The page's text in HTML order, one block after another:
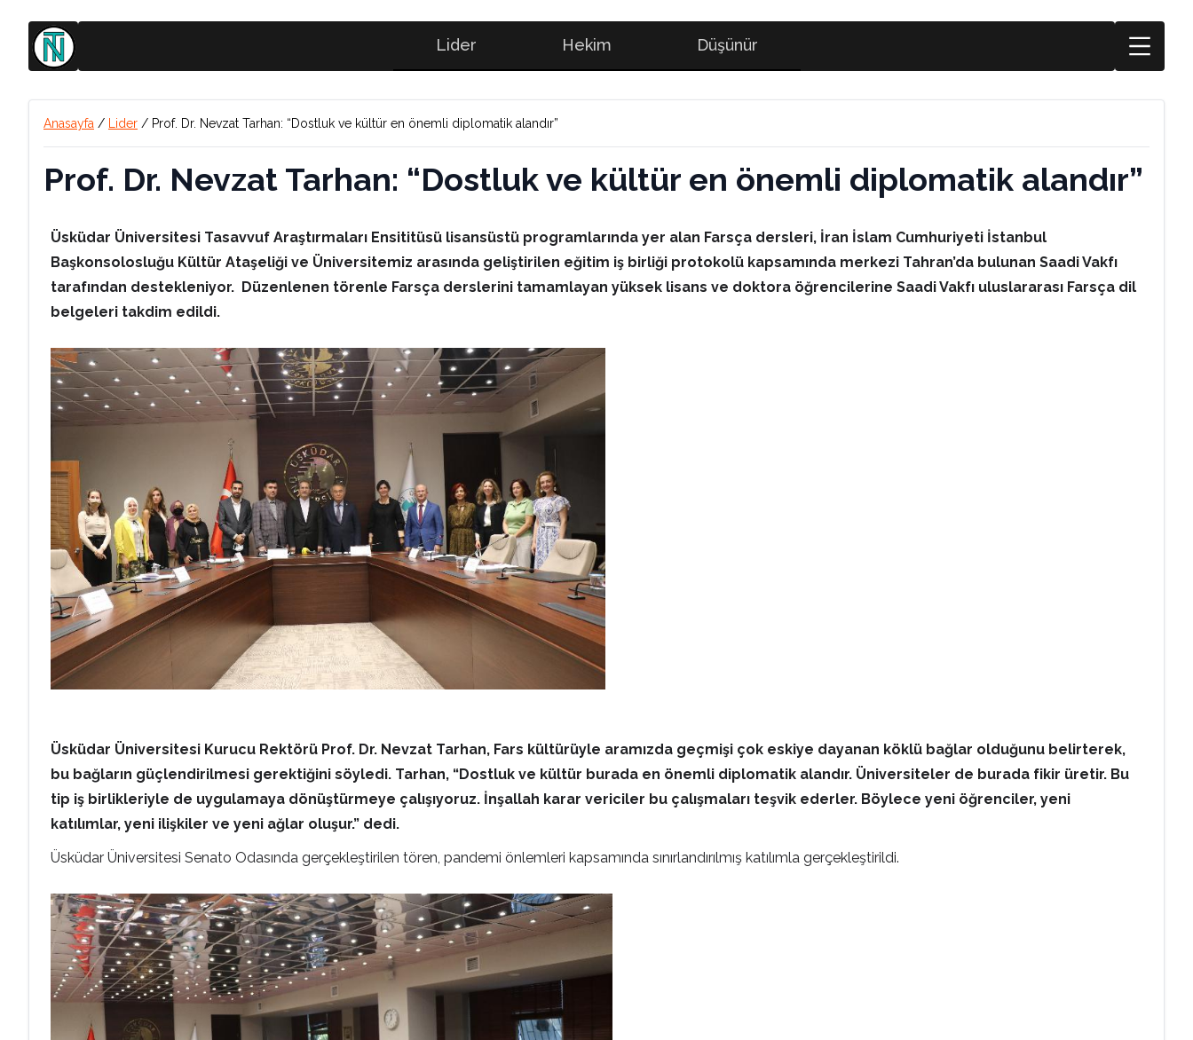
Lider Hekim Düşünür
Anasayfa / Lider / Prof. Dr. Nevzat Tarhan: “Dostluk ve kültür en önemli diplomatik alandır”
Prof. Dr. Nevzat Tarhan: “Dostluk ve kültür en önemli diplomatik alandır”
Üsküdar Üniversitesi Tasavvuf Araştırmaları Ensititüsü lisansüstü programlarında yer alan Farsça dersleri, İran İslam Cumhuriyeti İstanbul
Başkonsolosluğu Kültür Ataşeliği ve Üniversitemiz arasında geliştirilen eğitim iş birliği protokolü kapsamında merkezi Tahran’da bulunan Saadi Vakfı
tarafından destekleniyor. Düzenlenen törenle Farsça derslerini tamamlayan yüksek lisans ve doktora öğrencilerine Saadi Vakfı uluslararası Farsça dil
belgeleri takdim edildi.
Üsküdar Üniversitesi Kurucu Rektörü Prof. Dr. Nevzat Tarhan, Fars kültürüyle aramızda geçmişi çok eskiye dayanan köklü bağlar olduğunu belirterek,
bu bağların güçlendirilmesi gerektiğini söyledi. Tarhan, “Dostluk ve kültür burada en önemli diplomatik alandır. Üniversiteler de burada fikir üretir. Bu
tip iş birlikleriyle de uygulamaya dönüştürmeye çalışıyoruz. İnşallah karar vericiler bu çalışmaları teşvik ederler. Böylece yeni öğrenciler, yeni
katılımlar, yeni ilişkiler ve yeni ağlar oluşur.” dedi.
Üsküdar Üniversitesi Senato Odasında gerçekleştirilen tören, pandemi önlemleri kapsamında sınırlandırılmış katılımla gerçekleştirildi.